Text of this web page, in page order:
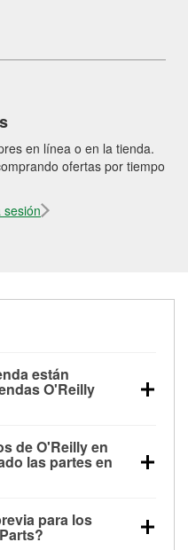
en línea o en la tienda.
ofertas por tiempo
sesión
están
O'Reilly
de alternador y
la luz “Check Engine”
de
disponibles en
Parts. La tienda
de O'Reilly en
las partes en
disponibles en la
para los